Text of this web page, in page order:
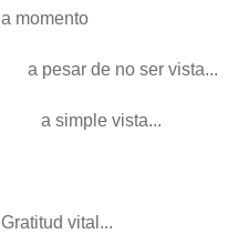
a momento
a pesar de no ser vista...
a simple vista...
Gratitud vital...